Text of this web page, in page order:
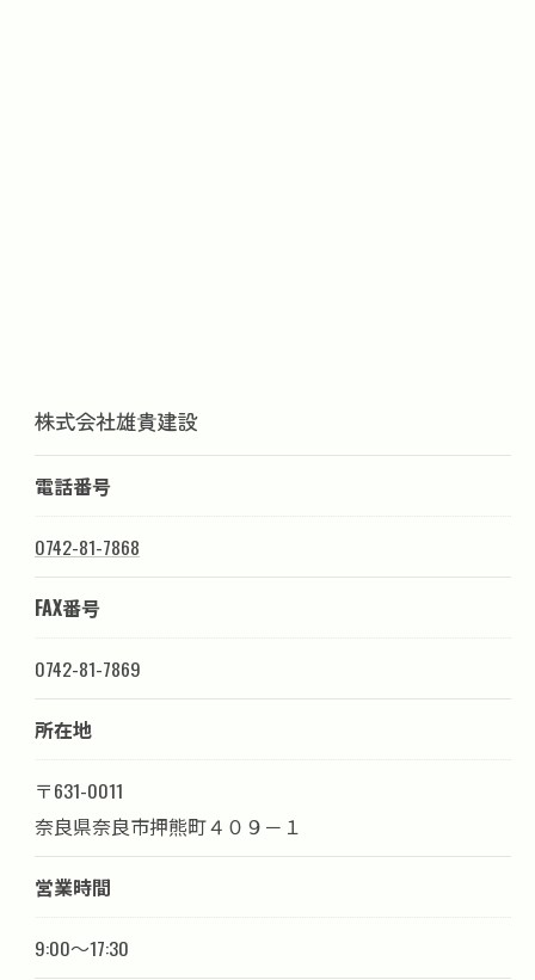
株式会社雄貴建設
電話番号
0742-81-7868
FAX番号
0742-81-7869
所在地
〒631-0011
奈良県奈良市押熊町４０９－１
営業時間
9:00～17:30